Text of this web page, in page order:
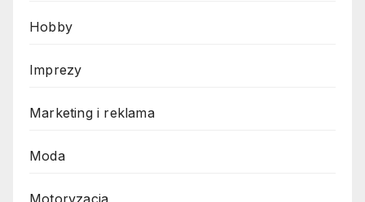
Hobby
Imprezy
Marketing i reklama
Moda
Motoryzacja